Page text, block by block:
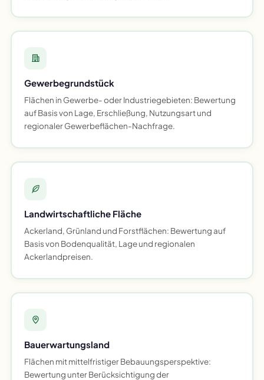
Gewerbegrundstück
Flächen in Gewerbe- oder Industriegebieten: Bewertung
auf Basis von Lage, Erschließung, Nutzungsart und
regionaler Gewerbeflächen-Nachfrage.
Landwirtschaftliche Fläche
Ackerland, Grünland und Forstflächen: Bewertung auf
Basis von Bodenqualität, Lage und regionalen
Ackerlandpreisen.
Bauerwartungsland
Flächen mit mittelfristiger Bebauungsperspektive:
Bewertung unter Berücksichtigung der